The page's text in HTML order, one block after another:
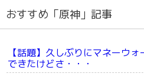
おすすめ「原神」記事
【話題】久しぶりにマネーウ
できたけどさ・・・